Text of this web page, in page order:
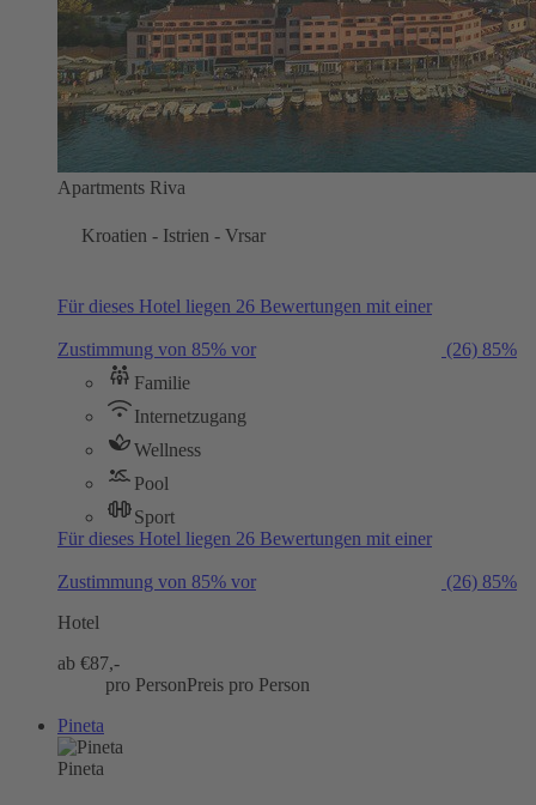
Apartments Riva
Kroatien - Istrien - Vrsar
Für dieses Hotel liegen 26 Bewertungen mit einer
Zustimmung von 85% vor (26) 85%
Familie
Internetzugang
Wellness
Pool
Sport
Für dieses Hotel liegen 26 Bewertungen mit einer
Zustimmung von 85% vor (26) 85%
Hotel
ab €87,-
pro PersonPreis pro Person
Pineta
Pineta